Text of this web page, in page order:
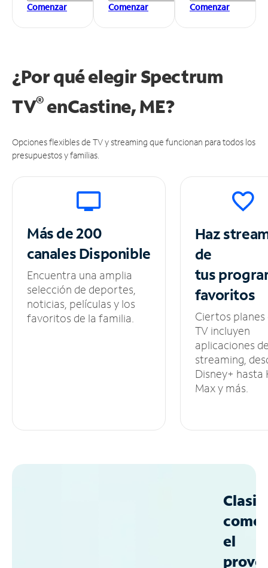
Comenzar
Comenzar
Comenzar
¿Por qué elegir Spectrum
TV®enCastine, ME?
Opciones flexibles de TV y streaming que funcionan para todos los
presupuestos y familias.
Más de 200
canalesDisponible
Encuentra una amplia
selección de deportes,
noticias, películas y los
favoritos de la familia.
Haz
de
tus
favoritos
Ciertos planes
TV incluyen
aplicaciones
streaming,
Disney+ hasta
Max y más.
como
el